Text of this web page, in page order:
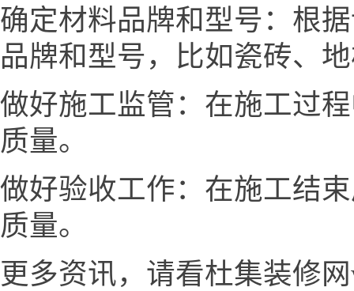
确定材料品牌和型号：根
品牌和型号，比如瓷砖、
做好施工监管：在施工过
质量。
做好验收工作：在施工结
质量。
更多资讯，请看杜集装修